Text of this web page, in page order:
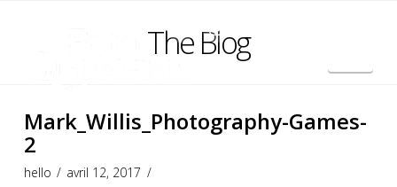
The Blog
Mark_Willis_Photography-Games-
2
hello avril 12, 2017